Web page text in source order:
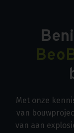
Met onze
van
van aan